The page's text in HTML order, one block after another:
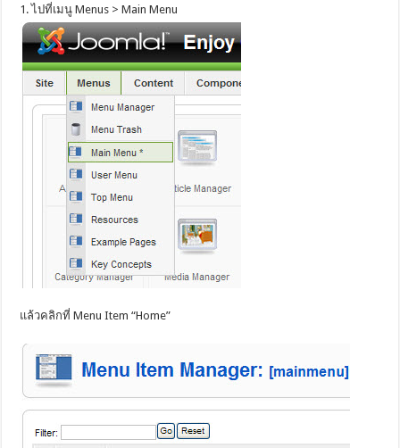
1. ไปที่เมนู Menus > Main Menu
แล้วคลิกที่ Menu Item “Home”